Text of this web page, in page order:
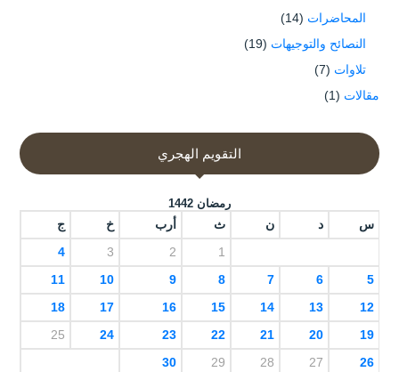
المحاضرات (14)
النصائح والتوجيهات (19)
تلاوات (7)
مقالات (1)
التقويم الهجري
رمضان 1442
س د ن ث أرب خ ج
1
2
3
4
5
6
7
8
9
10
11
12
13
14
15
16
17
18
19
20
21
22
23
24
25
26
27
28
29
30